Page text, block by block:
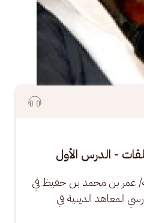
- الدرس الأول
عمر بن محمد بن حفيظ في
المعاهد الدينية في